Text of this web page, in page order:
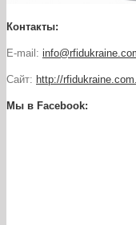
Контакты:
E-mail:
Сайт: http://
Мы в Facebook: